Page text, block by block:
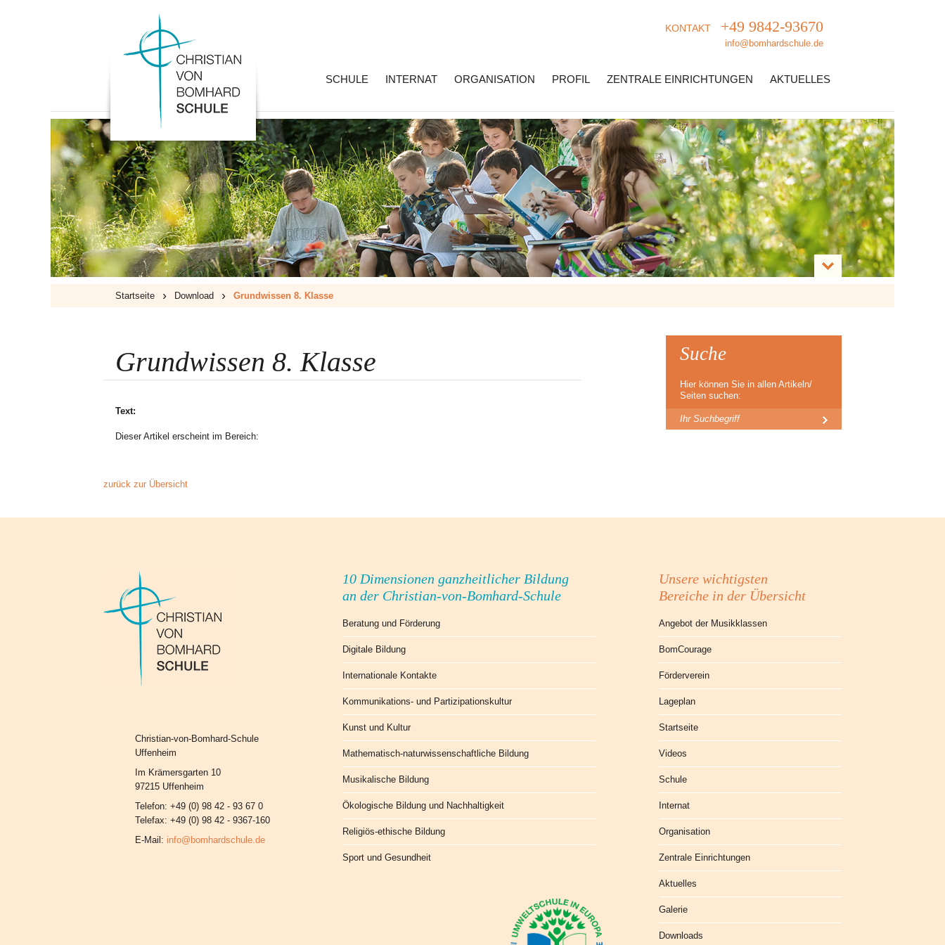
KONTAKT +49 9842-93670
info@bomhardschule.de
SCHULE INTERNAT ORGANISATION PROFIL ZENTRALE EINRICHTUNGEN AKTUELLES
Startseite › Download › Grundwissen 8. Klasse
Grundwissen 8. Klasse
Text:
Dieser Artikel erscheint im Bereich:
zurück zur Übersicht
Suche
Hier können Sie in allen Artikeln/
Seiten suchen:
Christian-von-Bomhard-Schule
Uffenheim
Im Krämersgarten 10
97215 Uffenheim
Telefon: +49 (0) 98 42 - 93 67 0
Telefax: +49 (0) 98 42 - 9367-160
E-Mail: info@bomhardschule.de
10 Dimensionen ganzheitlicher Bildung
an der Christian-von-Bomhard-Schule
Beratung und Förderung
Digitale Bildung
Internationale Kontakte
Kommunikations- und Partizipationskultur
Kunst und Kultur
Mathematisch-naturwissenschaftliche Bildung
Musikalische Bildung
Ökologische Bildung und Nachhaltigkeit
Religiös-ethische Bildung
Sport und Gesundheit
Unsere wichtigsten
Bereiche in der Übersicht
Angebot der Musikklassen
BomCourage
Förderverein
Lageplan
Startseite
Videos
Schule
Internat
Organisation
Zentrale Einrichtungen
Aktuelles
Galerie
Downloads